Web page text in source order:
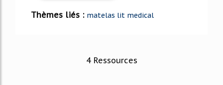
Thèmes liés : matelas lit medical
4 Ressources